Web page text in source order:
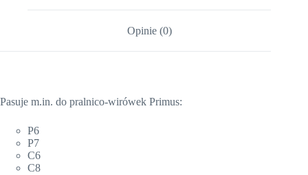
Opinie (0)
Pasuje m.in. do pralnico-wirówek Primus:
P6
P7
C6
C8